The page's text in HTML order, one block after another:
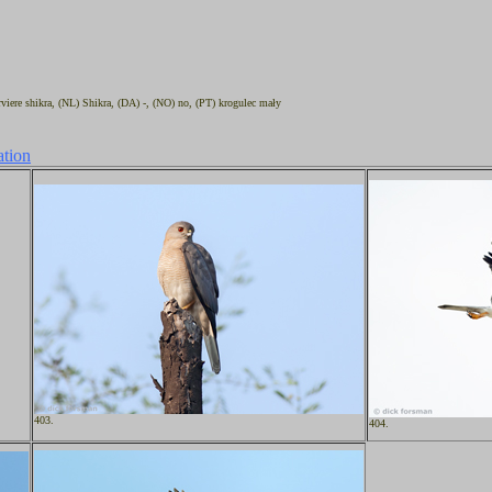
shikra, (NL) Shikra, (DA) -, (NO) no, (PT) krogulec mały
403. 404.